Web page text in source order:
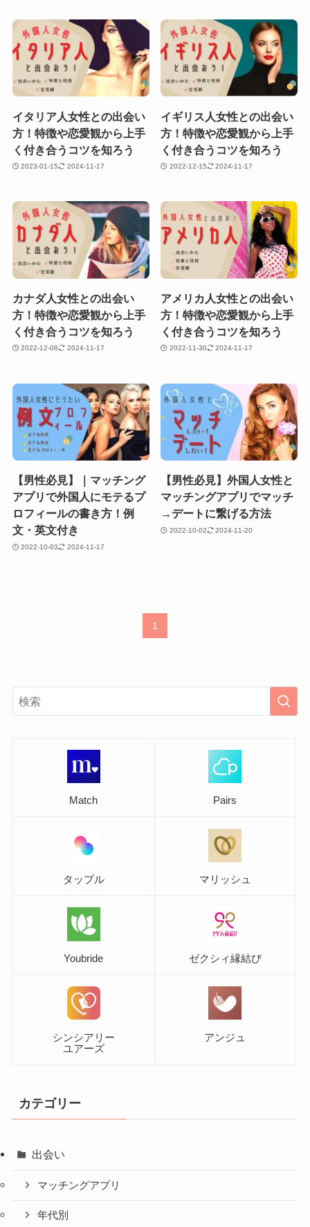
イタリア人女性との出会い
方！特徴や恋愛観から上手
く付き合うコツを知ろう
2023-01-15 2024-11-17
イギリス人女性との出会い
方！特徴や恋愛観から上手
く付き合うコツを知ろう
2022-12-15 2024-11-17
カナダ人女性との出会い
方！特徴や恋愛観から上手
く付き合うコツを知ろう
2022-12-08 2024-11-17
アメリカ人女性との出会い
方！特徴や恋愛観から上手
く付き合うコツを知ろう
2022-11-30 2024-11-17
【男性必見】｜マッチング
アプリで外国人にモテるプ
ロフィールの書き方！例
文・英文付き
2022-10-03 2024-11-17
【男性必見】外国人女性と
マッチングアプリでマッチ
→デートに繋げる方法
2022-10-02 2024-11-20
1
Match Pairs
タップル マリッシュ
Youbride ゼクシィ縁結び
シンシアリー
ユアーズ
アンジュ
カテゴリー
出会い
マッチングアプリ
年代別